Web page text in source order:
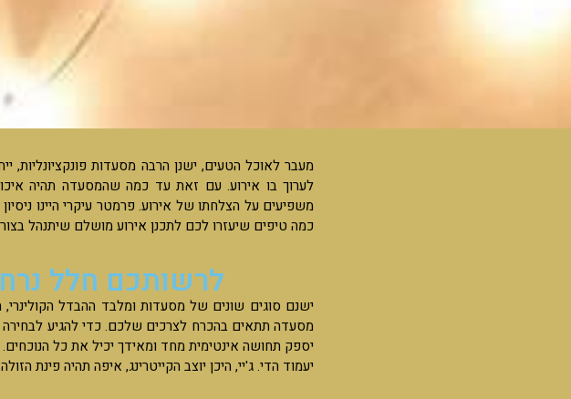
מעבר לאוכל הטעים, ישנן הרבה מסעדות פונקציונליות,
לערוך בו אירוע. עם זאת עד כמה שהמסעדה תהיה
משפיעים על הצלחתו של אירוע. פרמטר עיקרי היינו
כמה טיפים שיעזרו לכם לתכנן אירוע מושלם שיתנהל
לרשותכם חלל
ישנם סוגים שונים של מסעדות ומלבד ההבדל
מסעדה תתאים בהכרח לצרכים שלכם. כדי להגיע לבחירה
יספק תחושה אינטימית מחד ומאידך יכיל את כל
יעמוד הדי. ג'יי, היכן יוצב הקייטרינג, איפה תהיה פינת